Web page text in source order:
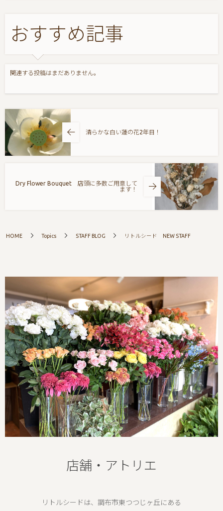
おすすめ記事
関連する投稿はまだありません。
清らかな白い蓮の花2年目！
Dry Flower Bouquet 店頭に多数ご用意して
ます！
HOME Topics STAFF BLOG リトルシード NEW STAFF
店舗・アトリエ
リトルシードは、調布市東つつじヶ丘にある